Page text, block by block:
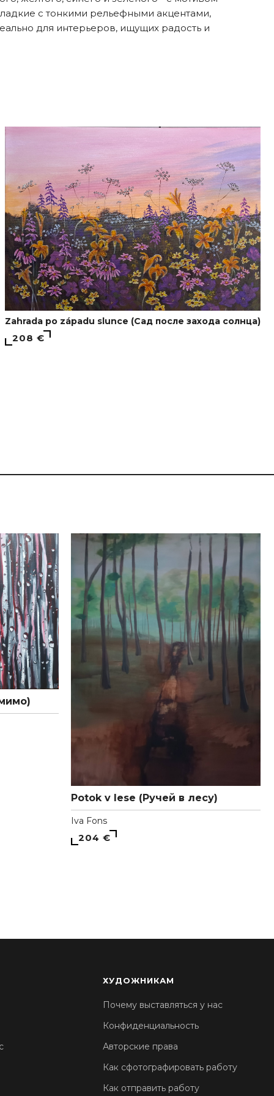
с тонкими рельефными акцентами,
для интерьеров, ищущих радость и
Zahrada po západu slunce (Сад после захода солнца)
208 €
Potok v lese (Ручей в лесу)
Iva Fons
204 €
ХУДОЖНИКАМ
Почему выставляться у нас
Конфиденциальность
Авторские права
Как сфотографировать работу
Как отправить работу